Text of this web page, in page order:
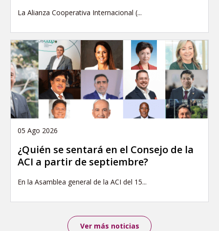
La Alianza Cooperativa Internacional (...
05 Ago 2026
¿Quién se sentará en el Consejo de la
ACI a partir de septiembre?
En la Asamblea general de la ACI del 15...
Ver más noticias